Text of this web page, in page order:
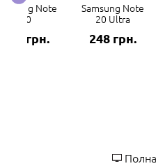
Note
20
248 грн.
Samsung Note
20 Ultra
248 грн.